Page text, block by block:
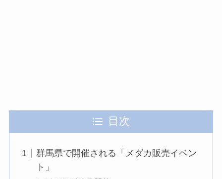
目次
群馬県で開催される「メダカ販売イベン
ト」